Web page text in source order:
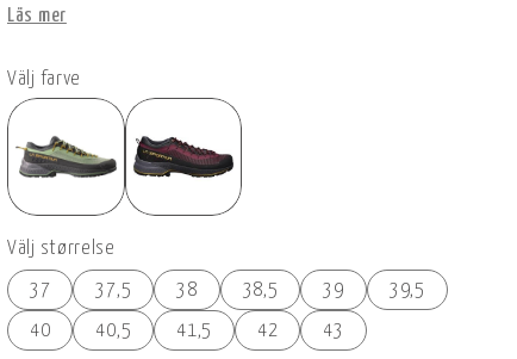
Läs mer
Välj farve
Välj størrelse
37 37,5 38 38,5 39
39,5
40
40,5 41,5 42 43